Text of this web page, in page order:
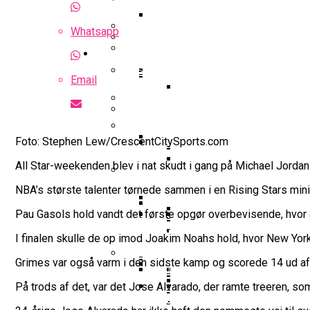
Podcast: Bakken Bears Jagter
Highlights: Finland – Danmark
Gustav Knudsen Efter Sejr Mod
Iffe Lundberg: “Det Er En
Video: August Møller Og
College Er Slut: Frida
Bakken Bears-Stjerne
Bakken Bears Sender
Succesfuld
Dansk Landstræner
FIBA Europe Cup
Gustav Knudsen Og
Bakkens Supertalent
Champions League
16-Årige Noah
EuroCup
Interview Med Allan Foss:
Emilie Hesseldal Stopper
Torsdag Jagter Noah
FIBA World Cup
Interview Med Allan
VM 2023 All-Second
Olympiske Lege
Ungdomspokalfinalerne:
Guides
Basketball odds
Whatsapp
Email
Foto: Stephen Lew/CrescentCitySports.com
All Star-weekenden blev i nat skudt i gang på Michael
NBA’s største talenter tørnede sammen i en Rising Stars
Pau Gasols hold vandt det første opgør overbevisende,
I finalen skulle de op imod Joakim Noahs hold, hvor New
Grimes var også varm i den sidste kamp og scorede 14 ud
På trods af det, var det Jose Alvarado, der ramte treeren,